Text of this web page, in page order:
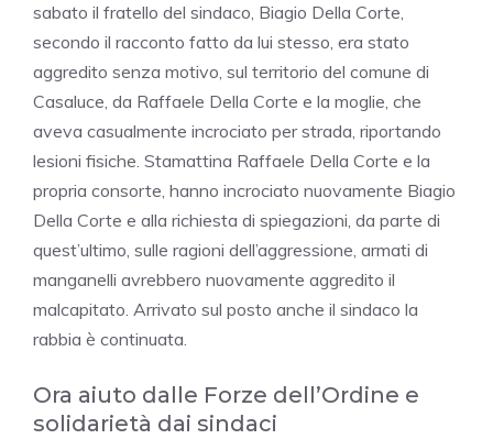
sabato il fratello del sindaco, Biagio Della Corte,
secondo il racconto fatto da lui stesso, era stato
aggredito senza motivo, sul territorio del comune di
Casaluce, da Raffaele Della Corte e la moglie, che
aveva casualmente incrociato per strada, riportando
lesioni fisiche. Stamattina Raffaele Della Corte e la
propria consorte, hanno incrociato nuovamente Biagio
Della Corte e alla richiesta di spiegazioni, da parte di
quest’ultimo, sulle ragioni dell’aggressione, armati di
manganelli avrebbero nuovamente aggredito il
malcapitato. Arrivato sul posto anche il sindaco la
rabbia è continuata.
Ora aiuto dalle Forze dell’Ordine e
solidarietà dai sindaci